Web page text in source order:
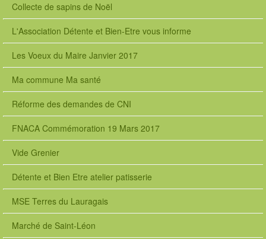
Collecte de sapins de Noël
L'Association Détente et Bien-Etre vous informe
Les Voeux du Maire Janvier 2017
Ma commune Ma santé
Réforme des demandes de CNI
FNACA Commémoration 19 Mars 2017
Vide Grenier
Détente et Bien Etre atelier patisserie
MSE Terres du Lauragais
Marché de Saint-Léon